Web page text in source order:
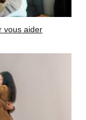
vous aider